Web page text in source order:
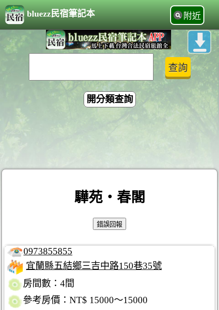
bluezz民宿筆記本 附近
開分類查詢
驊苑‧春閣
0973855855
宜蘭縣五結鄉三吉中路150巷35號
房間數：4間
參考房價：NT$ 15000～15000